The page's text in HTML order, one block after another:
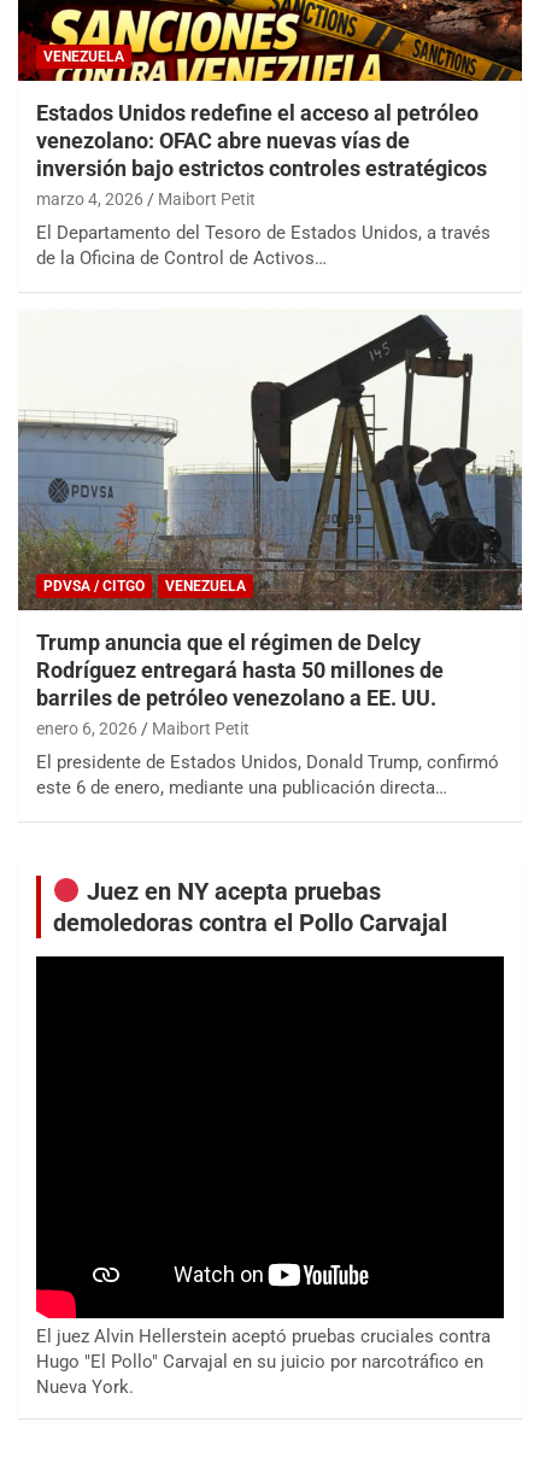
VENEZUELA
Estados Unidos redefine el acceso al petróleo
venezolano: OFAC abre nuevas vías de
inversión bajo estrictos controles estratégicos
marzo 4, 2026 Maibort Petit
El Departamento del Tesoro de Estados Unidos, a través
de la Oficina de Control de Activos…
PDVSA / CITGO VENEZUELA
Trump anuncia que el régimen de Delcy
Rodríguez entregará hasta 50 millones de
barriles de petróleo venezolano a EE. UU.
enero 6, 2026 Maibort Petit
El presidente de Estados Unidos, Donald Trump, confirmó
este 6 de enero, mediante una publicación directa…
Juez en NY acepta pruebas
demoledoras contra el Pollo Carvajal
El juez Alvin Hellerstein aceptó pruebas cruciales contra
Hugo "El Pollo" Carvajal en su juicio por narcotráfico en
Nueva York.